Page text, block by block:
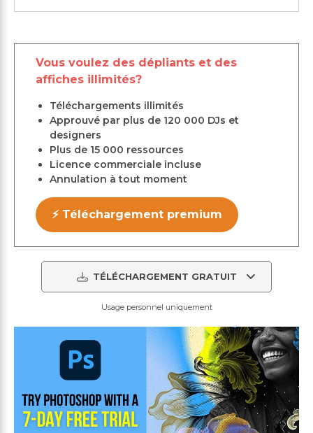
Vous voulez des dépliants et des
affiches illimités?
Téléchargements illimités
Approuvé par plus de 120 000 DJs et
designers
Plus de 15 000 ressources
Licence commerciale incluse
Annulation à tout moment
⚡ Téléchargement premium
TÉLÉCHARGEMENT GRATUIT
Usage personnel uniquement